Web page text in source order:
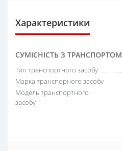
Характеристики
СУМІСНІСТЬ З ТРАНСПОРТОМ
Тип транспортного засобу
Марка транспорного засобу
Модель транспортного
засобу